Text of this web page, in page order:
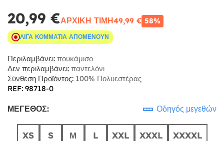
20,99 €ΑΡΧΙΚΉ ΤΙΜΉ49,99 € 58%
ΛΊΓΑ ΚΟΜΜΆΤΙΑ ΑΠΟΜΈΝΟΥΝ
Περιλαμβάνει: πουκάμισο
Δεν περιλαμβάνει: παντελόνι
Σύνθεση Προϊόντος: 100% Πολυεστέρας
REF: 98718-0
ΜΈΓΕΘΟΣ: Οδηγός μεγεθών
XS S Μ L XXL XXXL XXXXL